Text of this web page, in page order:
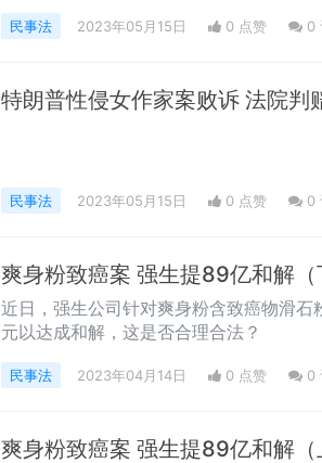
民事法 2023年05月15日 0 点赞 0
特朗普性侵女作家案败诉 法院判
民事法 2023年05月15日 0 点赞 0
爽身粉致癌案 强生提89亿和解（
近日，强生公司针对爽身粉含致癌物滑
元以达成和解，这是否合理合法？
民事法 2023年04月14日 0 点赞 0
爽身粉致癌案 强生提89亿和解（